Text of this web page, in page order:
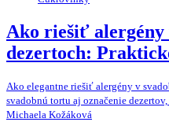
Ako riešiť alergény
dezertoch:
Ako elegantne riešiť alergény v
svadobnú tortu aj označenie
Michaela Kožáková